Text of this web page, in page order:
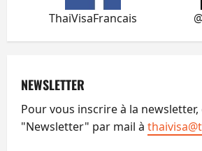
ThaiVisaFrancais
NEWSLETTER
Pour vous inscrire à la newsletter,
"Newsletter" par mail à